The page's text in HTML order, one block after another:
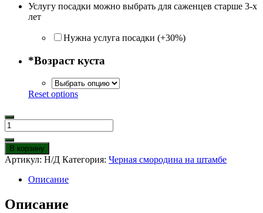
Услугу посадки можно выбрать для саженцев старше 3-х
лет
Нужна услуга посадки (+30%)
*Возраст куста
Reset options
Количество
товара
Черная
смородина
на
штамбе
Черная
Нигра
В корзину
Артикул: Н/Д Категория: Черная смородина на штамбе
Описание
Описание